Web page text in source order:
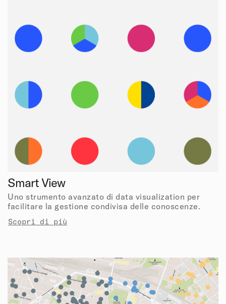
Smart View
Uno strumento avanzato di data visualization per
facilitare la gestione condivisa delle conoscenze.
Scopri di più